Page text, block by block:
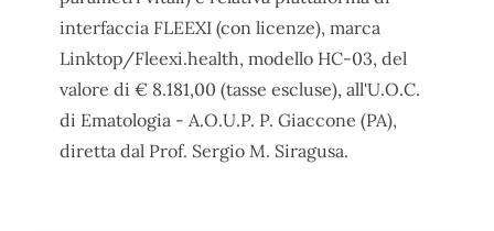
interfaccia FLEEXI (con licenze), marca
Linktop/Fleexi.health, modello HC-03, del
valore di € 8.181,00 (tasse escluse), all'U.O.C.
di Ematologia - A.O.U.P. P. Giaccone (PA),
diretta dal Prof. Sergio M. Siragusa.